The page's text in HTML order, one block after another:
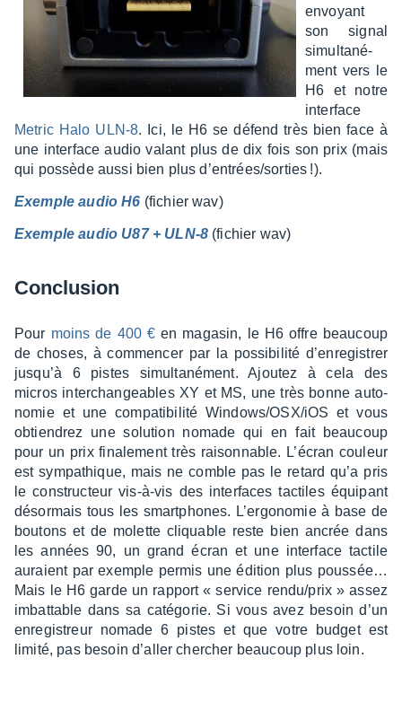
envoyant
son signal
simul­ta­né­
ment vers le
H6 et notre
inter­face
Metric Halo ULN-8. Ici, le H6 se défend très bien face à
une inter­face audio valant plus de dix fois son prix (mais
qui possède aussi bien plus d’en­trées/sorties !).
Exemple audio H6 (fichier wav)
Exemple audio U87 + ULN-8 (fichier wav)
Conclu­sion
Pour moins de 400 € en maga­sin, le H6 offre beau­coup
de choses, à commen­cer par la possi­bi­lité d’en­re­gis­trer
jusqu’à 6 pistes simul­ta­né­ment. Ajou­tez à cela des
micros inter­chan­geables XY et MS, une très bonne auto­
no­mie et une compa­ti­bi­lité Windows/OSX/iOS et vous
obtien­drez une solu­tion nomade qui en fait beau­coup
pour un prix fina­le­ment très raison­nable. L’écran couleur
est sympa­thique, mais ne comble pas le retard qu’a pris
le construc­teur vis-à-vis des inter­faces tactiles équi­pant
désor­mais tous les smart­phones. L’er­go­no­mie à base de
boutons et de molette cliquable reste bien ancrée dans
les années 90, un grand écran et une inter­face tactile
auraient par exemple permis une édition plus pous­sée…
Mais le H6 garde un rapport « service rendu/prix » assez
imbat­table dans sa caté­go­rie. Si vous avez besoin d’un
enre­gis­treur nomade 6 pistes et que votre budget est
limité, pas besoin d’al­ler cher­cher beau­coup plus loin.